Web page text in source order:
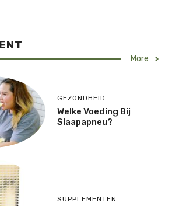
More
GEZONDHEID
Welke Voeding Bij
Slaapapneu?
SUPPLEMENTEN